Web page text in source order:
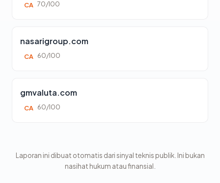
CA 70/100
nasarigroup.com
CA 60/100
gmvaluta.com
CA 60/100
Laporan ini dibuat otomatis dari sinyal teknis publik. Ini bukan
nasihat hukum atau finansial.